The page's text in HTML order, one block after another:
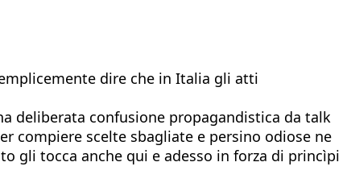
dire che in Italia gli atti
deliberata confusione propagandistica da talk
compiere scelte sbagliate e persino odiose ne
gli tocca anche qui e adesso in forza di princìpi